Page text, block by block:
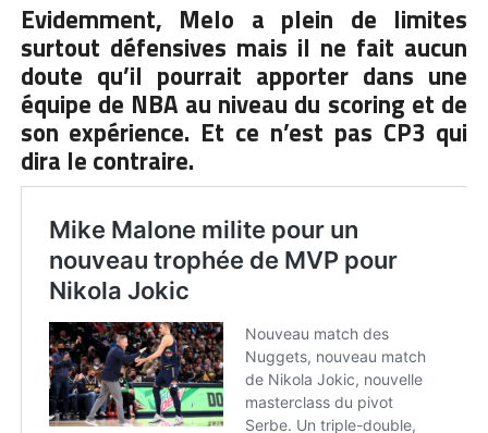
Evidemment, Melo a plein de limites
surtout défensives mais il ne fait aucun
doute qu’il pourrait apporter dans une
équipe de NBA au niveau du scoring et de
son expérience. Et ce n’est pas CP3 qui
dira le contraire.